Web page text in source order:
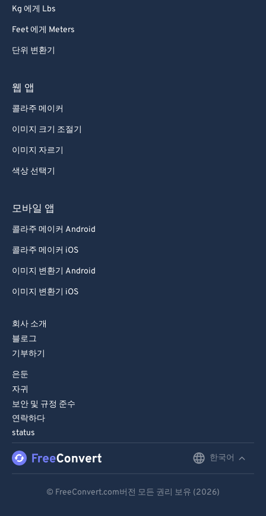
Kg 에게 Lbs
Feet 에게 Meters
단위 변환기
웹 앱
콜라주 메이커
이미지 크기 조절기
이미지 자르기
색상 선택기
모바일 앱
콜라주 메이커 Android
콜라주 메이커 iOS
이미지 변환기 Android
이미지 변환기 iOS
회사 소개
블로그
기부하기
은둔
자귀
보안 및 규정 준수
연락하다
status
한국어
© FreeConvert.com버전 모든 권리 보유 (2026)